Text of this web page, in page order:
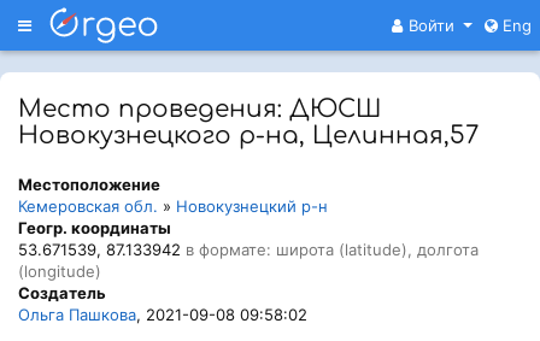
Меню Войти Eng
Место проведения: ДЮСШ
Новокузнецкого р-на, Целинная,57
Местоположение
Кемеровская обл. » Новокузнецкий р-н
Геогр. координаты
53.671539, 87.133942 в формате: широта (latitude), долгота
(longitude)
Создатель
Ольга Пашкова, 2021-09-08 09:58:02